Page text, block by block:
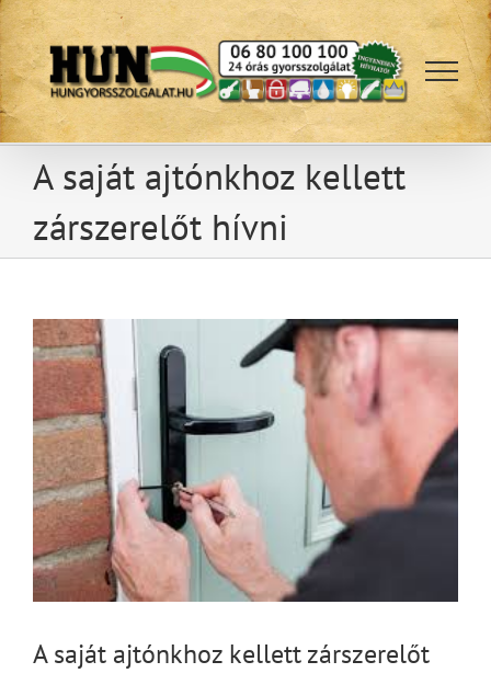
Kihagyás
A saját ajtónkhoz kellett
zárszerelőt hívni
View
Larger
Image
A saját ajtónkhoz kellett zárszerelőt